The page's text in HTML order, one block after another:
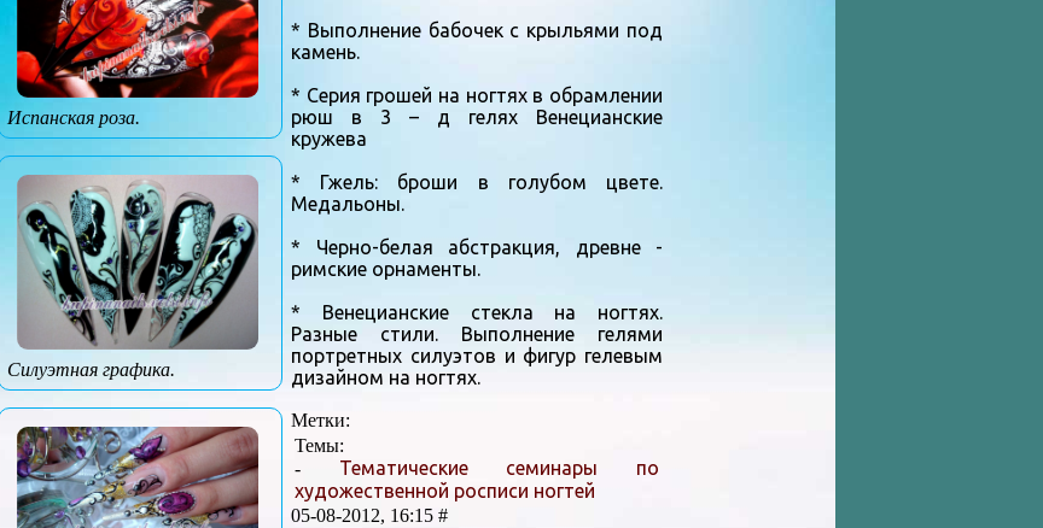
Испанская роза.
Силуэтная графика.
* Выполнение бабочек с крыльями под
камень.
* Серия грошей на ногтях в обрамлении
рюш в 3 – д гелях Венецианские
кружева
* Гжель: броши в голубом цвете.
Медальоны.
* Черно-белая абстракция, древне -
римские орнаменты.
* Венецианские стекла на ногтях.
Разные стили. Выполнение гелями
портретных силуэтов и фигур гелевым
дизайном на ногтях.
Метки:
Темы:
- Тематические семинары по
художественной росписи ногтей
05-08-2012, 16:15 #